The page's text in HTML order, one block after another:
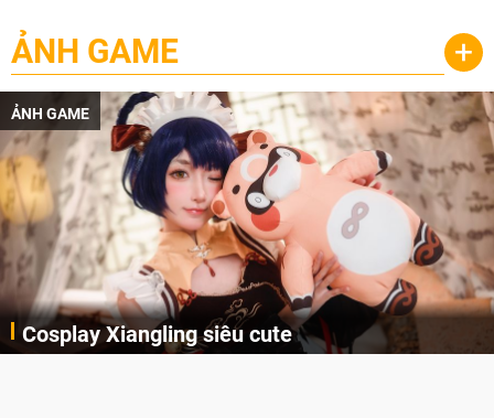
ẢNH GAME +
ẢNH GAME
Cosplay Xiangling siêu cute